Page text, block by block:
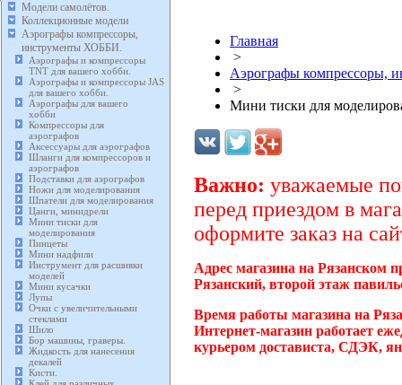
Модели самолётов.
Коллекционные модели
Аэрографы компрессоры,
инструменты ХОББИ.
Аэрографы и компрессоры
TNT для вашего хобби.
Аэрографы и компрессоры JAS
для вашего хобби.
Аэрографы для вашего
хобби
Компрессоры для
аэрографов
Аксессуары для аэрографов
Шланги для компрессоров и
аэрографов
Подставки для аэрографов
Ножи для моделирования
Шпатели для моделирования
Цанги, минидрели
Мини тиски для
моделирования
Пинцеты
Мини надфили
Инструмент для расшивки
моделей
Мини кусачки
Лупы
Очки с увеличительными
стеклами
Шило
Бор машины, граверы.
Жидкость для нанесения
декалей
Кисти.
Главная
>
Аэрографы компрессоры,
>
Мини тиски для
Важно: уважаемые
перед приездом в
оформите заказ на
Адрес магазина на Рязанском
Рязанский, второй этаж
Время работы магазина на
Интернет-магазин работает
курьером достависта, СДЭК,